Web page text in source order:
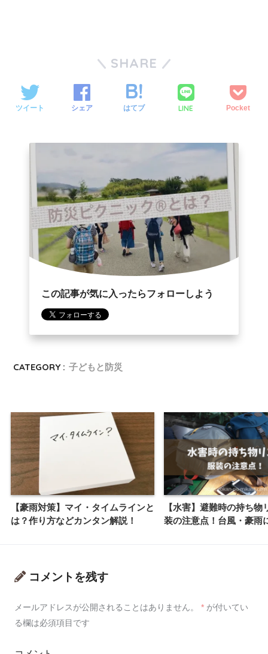
SHARE
ツイート シェア はてブ LINE Pocket
この記事が気に入ったらフォローしよう
CATEGORY : 子どもと防災
【豪雨対策】マイ・タイムラインと
は？作り方などカンタン解説！
【水害】避難時の持ち物
装の注意点！台風・豪雨
コメントを残す
メールアドレスが公開されることはありません。 * が付いてい
る欄は必須項目です